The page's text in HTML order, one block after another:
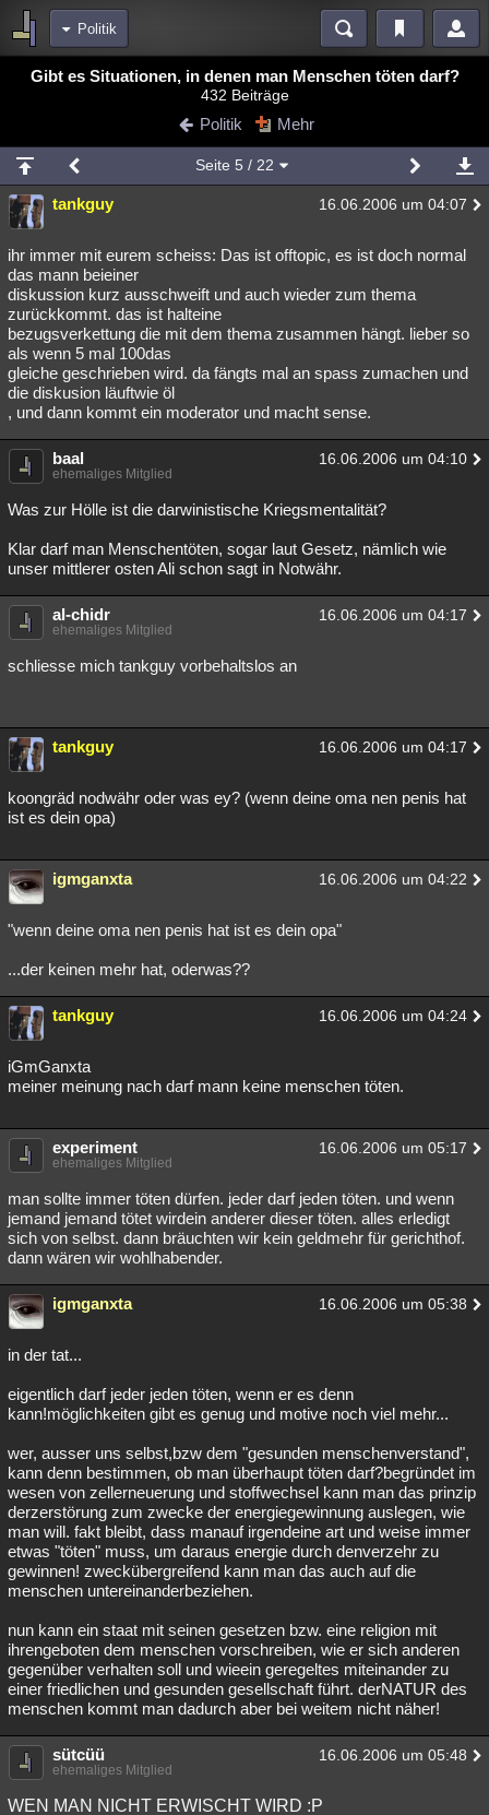
Politik
Bereiche
Blogs Videos
Chat Wiki Neuigkeiten
meine Rubriken
Menschen Mystery Kriminalfälle
Spiritualität Verschwörungen Technologie Ufologie
Natur Umfragen Unterhaltung
weitere Rubriken
Philosophie Träume
Astronomie Helpdesk Gruppen Gaming
Musik
Übersichten
Besucht Teilgenommen Alle Neue Geschlossen
Lesenswert Schlüsselwörter
Gibt es Situationen, in denen man Menschen töten darf?
432 Beiträge
Politik Mehr
Seite 5 / 22
tankguy 16.06.2006 um 04:07
ihr immer mit eurem scheiss: Das ist offtopic, es ist doch normal
das mann beieiner
diskussion kurz ausschweift und auch wieder zum thema
zurückkommt. das ist halteine
bezugsverkettung die mit dem thema zusammen hängt. lieber so
als wenn 5 mal 100das
gleiche geschrieben wird. da fängts mal an spass zumachen und
die diskusion läuftwie öl
, und dann kommt ein moderator und macht sense.
baal 16.06.2006 um 04:10
ehemaliges Mitglied
Was zur Hölle ist die darwinistische Kriegsmentalität?
Klar darf man Menschentöten, sogar laut Gesetz, nämlich wie
unser mittlerer osten Ali schon sagt in Notwähr.
al-chidr 16.06.2006 um 04:17
ehemaliges Mitglied
schliesse mich tankguy vorbehaltslos an
tankguy 16.06.2006 um 04:17
koongräd nodwähr oder was ey? (wenn deine oma nen penis hat
ist es dein opa)
igmganxta 16.06.2006 um 04:22
"wenn deine oma nen penis hat ist es dein opa"
...der keinen mehr hat, oderwas??
tankguy 16.06.2006 um 04:24
iGmGanxta
meiner meinung nach darf mann keine menschen töten.
experiment 16.06.2006 um 05:17
ehemaliges Mitglied
man sollte immer töten dürfen. jeder darf jeden töten. und wenn
jemand jemand tötet wirdein anderer dieser töten. alles erledigt
sich von selbst. dann bräuchten wir kein geldmehr für gerichthof.
dann wären wir wohlhabender.
igmganxta 16.06.2006 um 05:38
in der tat...
eigentlich darf jeder jeden töten, wenn er es denn
kann!möglichkeiten gibt es genug und motive noch viel mehr...
wer, ausser uns selbst,bzw dem "gesunden menschenverstand",
kann denn bestimmen, ob man überhaupt töten darf?begründet im
wesen von zellerneuerung und stoffwechsel kann man das prinzip
derzerstörung zum zwecke der energiegewinnung auslegen, wie
man will. fakt bleibt, dass manauf irgendeine art und weise immer
etwas "töten" muss, um daraus energie durch denverzehr zu
gewinnen! zweckübergreifend kann man das auch auf die
menschen untereinanderbeziehen.
nun kann ein staat mit seinen gesetzen bzw. eine religion mit
ihrengeboten dem menschen vorschreiben, wie er sich anderen
gegenüber verhalten soll und wieein geregeltes miteinander zu
einer friedlichen und gesunden gesellschaft führt. derNATUR des
menschen kommt man dadurch aber bei weitem nicht näher!
sütcüü 16.06.2006 um 05:48
ehemaliges Mitglied
WEN MAN NICHT ERWISCHT WIRD :P